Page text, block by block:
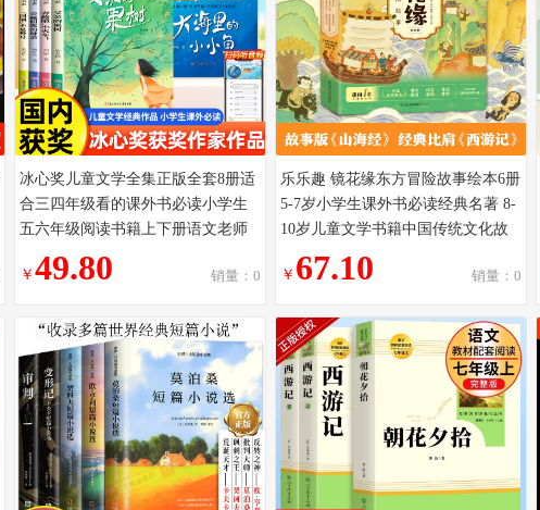
冰心奖儿童文学全集正版全套8册适
合三四年级看的课外书必读小学生
五六年级阅读书籍上下册语文老师
推荐经典书目绿色的云儿飘哇飘
￥ 49.80 销量：0
乐乐趣 镜花缘东方冒险故事绘本6册
5-7岁小学生课外书必读经典名著 8-
10岁儿童文学书籍中国传统文化故
事绘本幼小衔接阅读桥梁书x
￥ 67.10 销量：0